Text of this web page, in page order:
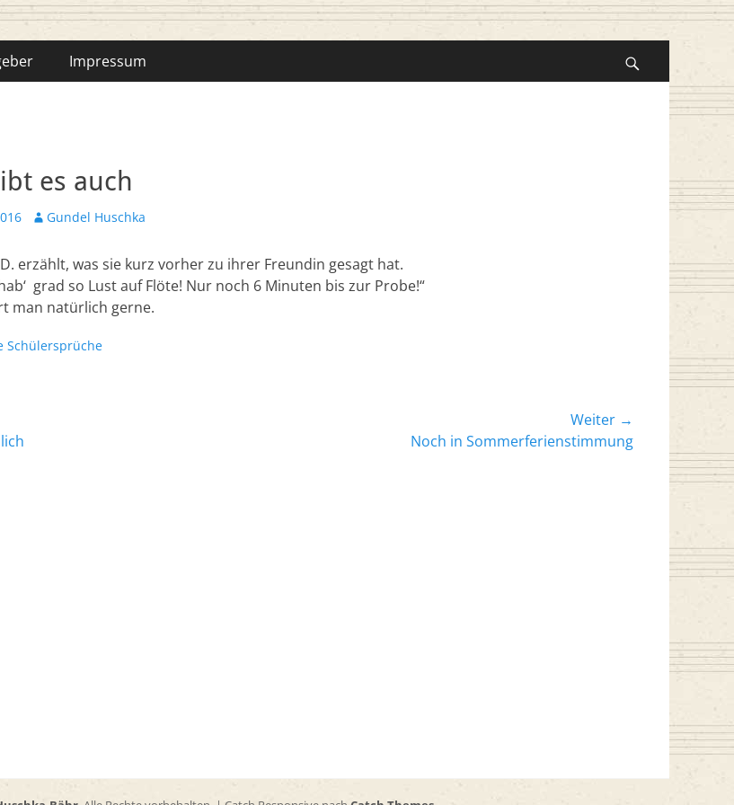
Impressum
es auch
AutorGundel Huschka
erzählt, was sie kurz vorher zu ihrer Freundin gesagt hat.
grad so Lust auf Flöte! Nur noch 6 Minuten bis zur Probe!“
man natürlich gerne.
Schülersprüche
Weiter →
Noch in Sommerferienstimmung